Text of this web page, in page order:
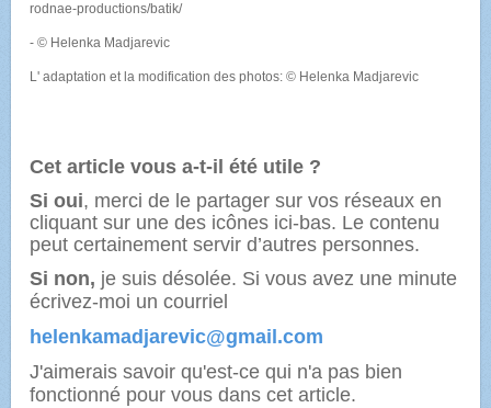
rodnae-productions/batik/
- © Helenka Madjarevic
L' adaptation et la modification des photos: © Helenka Madjarevic
Cet article vous a-t-il été utile ?
Si oui, merci de le partager sur vos réseaux en
cliquant sur une des icônes ici-bas. Le contenu
peut certainement servir d’autres personnes.
Si non, je suis désolée. Si vous avez une minute
écrivez-moi un courriel
helenkamadjarevic@gmail.com
J'aimerais savoir qu'est-ce qui n'a pas bien
fonctionné pour vous dans cet article.